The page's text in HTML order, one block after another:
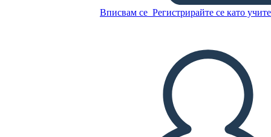
Вписвам се Регистрирайте се като
СЪЗДАЙТЕ СЦЕНАРИЙ
ПУСКАНЕ НА СЛАЙДШОУ
ЧЕТИ МИ